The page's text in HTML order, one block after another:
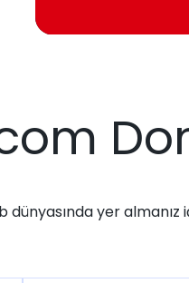
dünyasında yer